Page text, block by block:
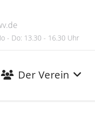
- Do: 13.30 - 16.30 Uhr
Der Verein